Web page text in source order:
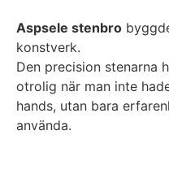
Aspsele stenbro
konstverk.
Den precision stenarna
otrolig när man inte
hands, utan bara
använda.